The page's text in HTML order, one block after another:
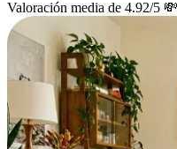
Valoración media de 4.92/5